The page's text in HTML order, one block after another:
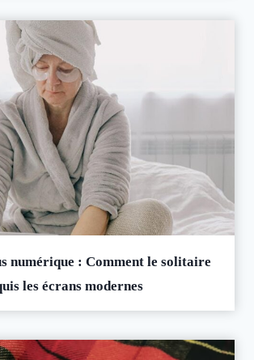
numérique : Comment le solitaire
les écrans modernes